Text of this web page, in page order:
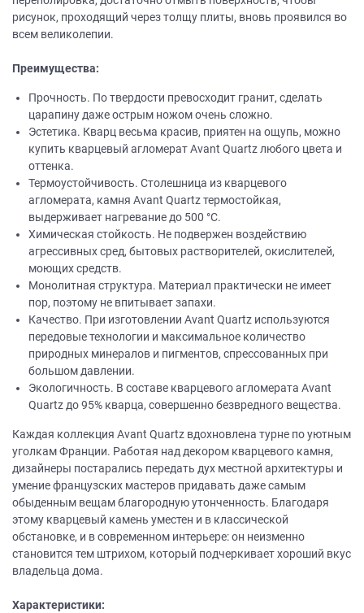
рисунок, проходящий через толщу плиты, вновь проявился во
всем великолепии.
Преимущества:
Прочность. По твердости превосходит гранит, сделать
царапину даже острым ножом очень сложно.
Эстетика. Кварц весьма красив, приятен на ощупь, можно
купить кварцевый агломерат Avant Quartz любого цвета и
оттенка.
Термоустойчивость. Столешница из кварцевого
агломерата, камня Avant Quartz термостойкая,
выдерживает нагревание до 500 °C.
Химическая стойкость. Не подвержен воздействию
агрессивных сред, бытовых растворителей, окислителей,
моющих средств.
Монолитная структура. Материал практически не имеет
пор, поэтому не впитывает запахи.
Качество. При изготовлении Avant Quartz используются
передовые технологии и максимальное количество
природных минералов и пигментов, спрессованных при
большом давлении.
Экологичность. В составе кварцевого агломерата Avant
Quartz до 95% кварца, совершенно безвредного вещества.
Каждая коллекция Avant Quartz вдохновлена турне по уютным
уголкам Франции. Работая над декором кварцевого камня,
дизайнеры постарались передать дух местной архитектуры и
умение французских мастеров придавать даже самым
обыденным вещам благородную утонченность. Благодаря
этому кварцевый камень уместен и в классической
обстановке, и в современном интерьере: он неизменно
становится тем штрихом, который подчеркивает хороший вкус
владельца дома.
Характеристики: